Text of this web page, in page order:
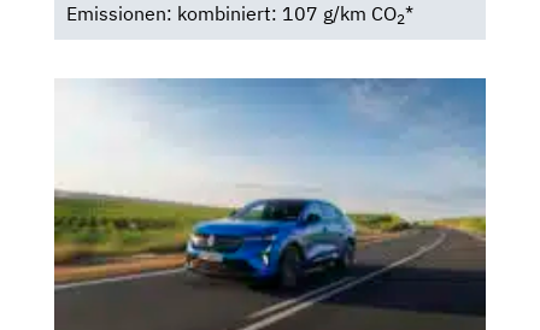
Emissionen: kombiniert: 107 g/km CO2*